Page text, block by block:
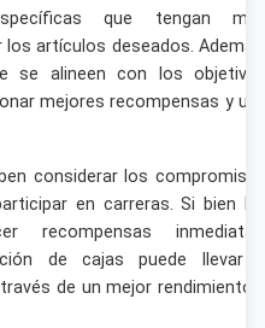
que tengan
artículos deseados.
se alineen con los
mejores recompensas y
considerar los
en carreras. Si bien
recompensas
de cajas puede llevar
de un mejor rendimiento